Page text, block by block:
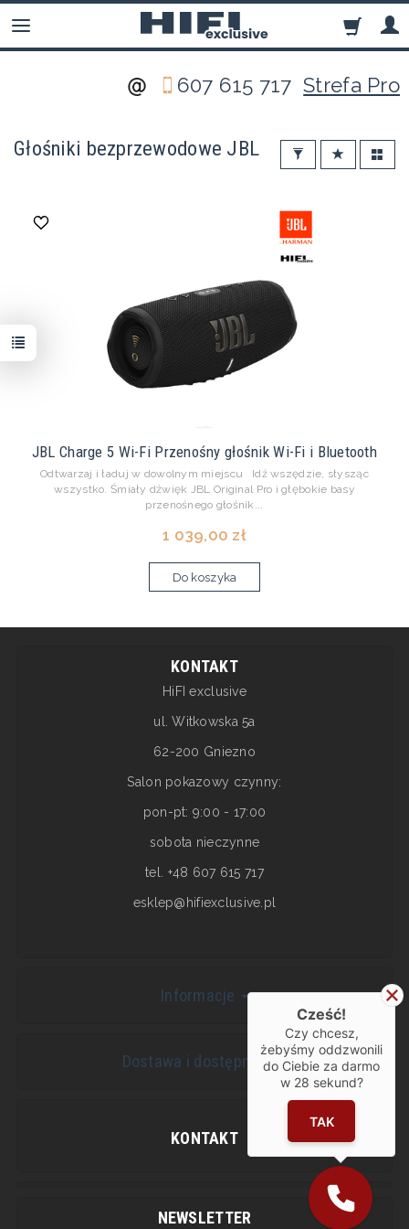
607 615 717Strefa Pro
Głośniki bezprzewodowe JBL
JBL Charge 5 Wi-Fi Przenośny głośnik Wi-Fi i Bluetooth
Odtwarzaj i ładuj w dowolnym miejscu Idź wszędzie, słysząc
wszystko. Śmiały dźwięk JBL Original Pro i głębokie basy
przenośnego głośnik...
1 039,00 zł
Do koszyka
KONTAKT
HiFI exclusive
ul. Witkowska 5a
62-200 Gniezno
Salon pokazowy czynny:
pon-pt: 9:00 - 17:00
sobota nieczynne
tel. +48 607 615 717
esklep@hifiexclusive.pl
Informacje
Dostawa i dostępność
KONTAKT
NEWSLETTER
Cześć!
Czy chcesz,
żebyśmy oddzwonili
do Ciebie za darmo
w 28 sekund?
TAK